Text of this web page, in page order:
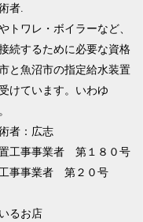
者.
トワレ・ボイラーなど、
続するために必要な資格
と魚沼市の指定給水装置
けています。いわゆ
者：広志
工事事業者 第１８０号
事事業者 第２０号
るお店